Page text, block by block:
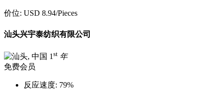
价位: USD 8.94/Pieces
汕头兴宇泰纺织有限公司
1 st 年
免费会员
反应速度: 79%